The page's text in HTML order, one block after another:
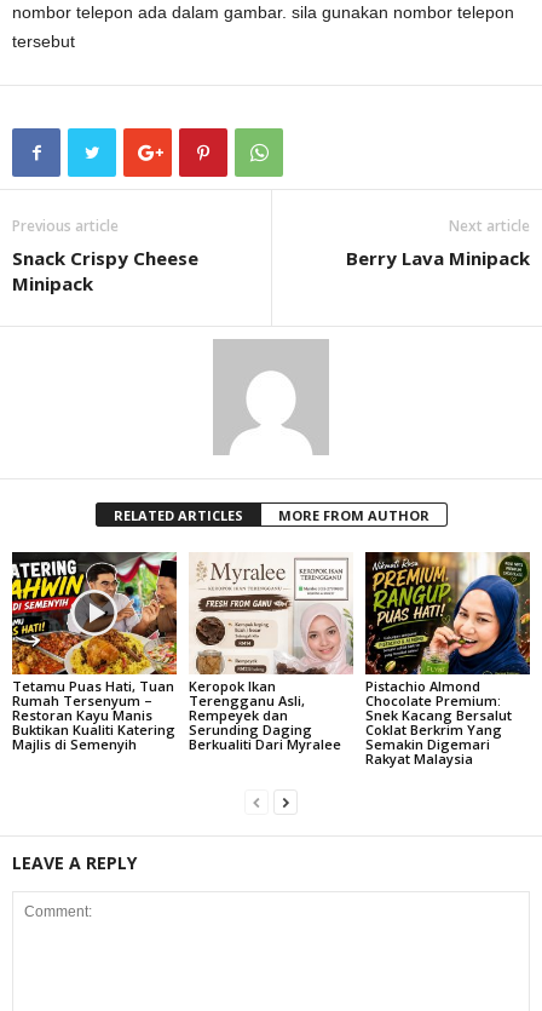
nombor telepon ada dalam gambar. sila gunakan nombor telepon
tersebut
Previous article
Snack Crispy Cheese
Minipack
Next article
Berry Lava Minipack
RELATED ARTICLES MORE FROM AUTHOR
Tetamu Puas Hati, Tuan
Rumah Tersenyum –
Restoran Kayu Manis
Buktikan Kualiti Katering
Majlis di Semenyih
Keropok Ikan
Terengganu Asli,
Rempeyek dan
Serunding Daging
Berkualiti Dari Myralee
Pistachio Almond
Chocolate Premium:
Snek Kacang Bersalut
Coklat Berkrim Yang
Semakin Digemari
Rakyat Malaysia
LEAVE A REPLY